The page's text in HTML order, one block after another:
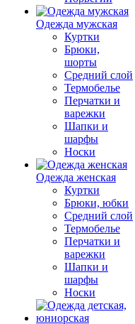
Одежда мужская
Куртки
Брюки,
шорты
Средний слой
Термобелье
Перчатки и
варежки
Шапки и
шарфы
Носки
Одежда женская
Куртки
Брюки, юбки
Средний слой
Термобелье
Перчатки и
варежки
Шапки и
шарфы
Носки